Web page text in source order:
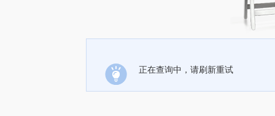
正在查询中，请刷新重试